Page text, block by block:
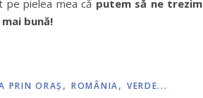
pe pielea mea că putem să ne trezim
bună!
PRIN ORAŞ , ROMÂNIA, VERDE...